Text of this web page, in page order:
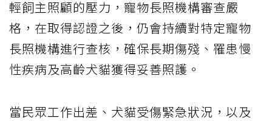
輕飼主照顧的壓力，寵物長照機構審查嚴
格，在取得認證之後，仍會持續對特定寵物
長照機構進行查核，確保長期傷殘、罹患慢
性疾病及高齡犬貓獲得妥善照護。
當民眾工作出差、犬貓受傷緊急狀況，以及